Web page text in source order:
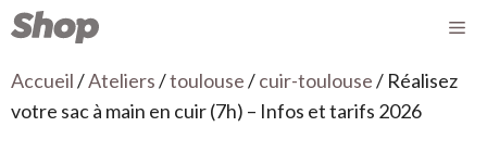
Accueil/Ateliers/toulouse/cuir-toulouse/ Réalisez
votre sac à main en cuir (7h) – Infos et tarifs 2026